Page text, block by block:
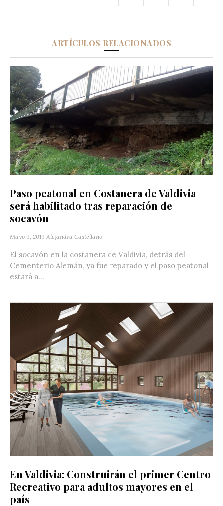
ARTÍCULOS RELACIONADOS
Paso peatonal en Costanera de Valdivia
será habilitado tras reparación de
socavón
Mayo 9, 2019 Alejandra Castellano
El socavón en la costanera de Valdivia, detrás del
Cementerio Alemán, ya fue reparado y el paso peatonal
estará a...
En Valdivia: Construirán el primer Centro
Recreativo para adultos mayores en el
país